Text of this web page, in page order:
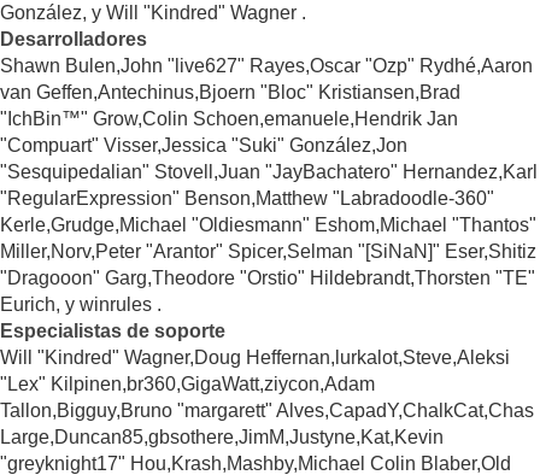
González, y Will "Kindred" Wagner .
Desarrolladores
Shawn Bulen,John "live627" Rayes,Oscar "Ozp" Rydhé,Aaron
van Geffen,Antechinus,Bjoern "Bloc" Kristiansen,Brad
"IchBin™" Grow,Colin Schoen,emanuele,Hendrik Jan
"Compuart" Visser,Jessica "Suki" González,Jon
"Sesquipedalian" Stovell,Juan "JayBachatero" Hernandez,Karl
"RegularExpression" Benson,Matthew "Labradoodle-360"
Kerle,Grudge,Michael "Oldiesmann" Eshom,Michael "Thantos"
Miller,Norv,Peter "Arantor" Spicer,Selman "[SiNaN]" Eser,Shitiz
"Dragooon" Garg,Theodore "Orstio" Hildebrandt,Thorsten "TE"
Eurich, y winrules .
Especialistas de soporte
Will "Kindred" Wagner,Doug Heffernan,lurkalot,Steve,Aleksi
"Lex" Kilpinen,br360,GigaWatt,ziycon,Adam
Tallon,Bigguy,Bruno "margarett" Alves,CapadY,ChalkCat,Chas
Large,Duncan85,gbsothere,JimM,Justyne,Kat,Kevin
"greyknight17" Hou,Krash,Mashby,Michael Colin Blaber,Old